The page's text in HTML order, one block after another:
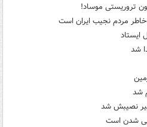
تروریستی موساد!
مردم نجیب ایران است
ایستاد
شد
شد
نصیبش شد
شدن است